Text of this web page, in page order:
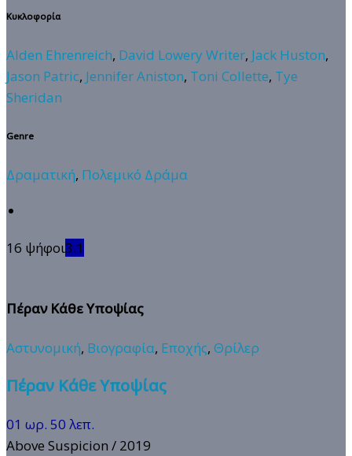
Κυκλοφορία
Alden Ehrenreich, David Lowery Writer, Jack Huston,
Jason Patric, Jennifer Aniston, Toni Collette, Tye
Sheridan
Genre
Δραματική, Πολεμικό Δράμα
16 ψήφοι3.1
Πέραν Κάθε Υποψίας
Αστυνομική, Βιογραφία, Εποχής, Θρίλερ
Πέραν Κάθε Υποψίας
01 ωρ. 50 λεπ.
Above Suspicion / 2019